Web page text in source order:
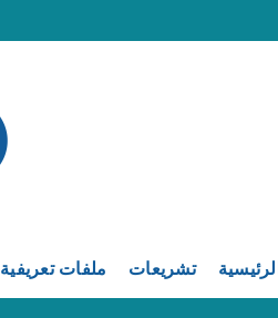
الرئيسية تشريعات ملفات تعريفية